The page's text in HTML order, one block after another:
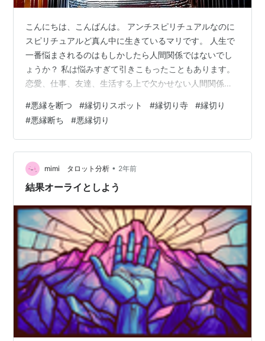
こんにちは、こんばんは。 アンチスピリチュアルなのに
スピリチュアルど真ん中に生きているマリです。 人生で
一番悩まされるのはもしかしたら人間関係ではないでし
ょうか？ 私は悩みすぎて引きこもったこともあります。
恋愛、仕事、友達、生活する上で欠かせない人間関係の
う。 自分の力で断ち切る事ができれば良いですが、どう
にもできないこともありますよね。 悪い絆を切る利点が
ある神社やお寺は力強いパワーがあると言われていま
す。 中途半端な気持ちで行くと、呪いのようなネガティ
ブな考えに取り込まれてしまうかもしれません。真っ直
ぐな気持ちで、本当に切り落としたいもの…
#悪縁を断つ #縁切りスポット #縁切り寺 #縁切り
#悪縁断ち #悪縁切り
mimi タロット分析 • 2年前
結果オーライとしよう